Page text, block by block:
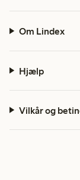
Om Lindex
Hjælp
Vilkår og